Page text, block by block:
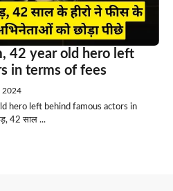
42 year old hero left
in terms of fees
2024
hero left behind famous actors in
42 साल ...